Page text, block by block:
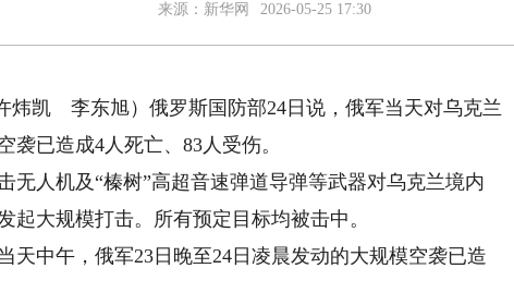
来源： 新华网 2026-05-25 17:30
凯 李东旭）俄罗斯国防部24日说，俄军当天对乌克兰
已造成4人死亡、83人受伤。
人机及“榛树”高超音速弹道导弹等武器对乌克兰境内
大规模打击。所有预定目标均被击中。
中午，俄军23日晚至24日凌晨发动的大规模空袭已造